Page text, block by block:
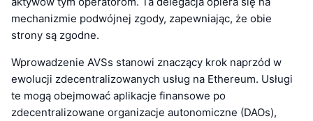
mechanizmie podwójnej zgody, zapewniając, że obie
strony są zgodne.
Wprowadzenie AVSs stanowi znaczący krok naprzód w
ewolucji zdecentralizowanych usług na Ethereum. Usługi
te mogą obejmować aplikacje finansowe po
zdecentralizowane organizacje autonomiczne (DAOs),